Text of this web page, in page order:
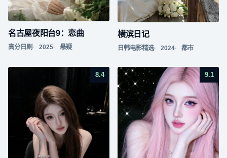
名古屋夜阳台9：恋曲
高分日剧 2025 悬疑
横滨日记
日韩电影精选 2024 都市
8.4 9.1